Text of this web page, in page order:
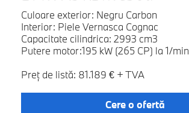
Culoare exterior: Negru Carbon
Interior: Piele Vernasca Cognac
Capacitate cilindrica: 2993 cm3
Putere motor:195 kW (265 CP) la 1/min
Preţ de listă: 81.189 € + TVA
Cere o ofertă